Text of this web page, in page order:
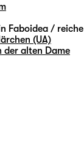
Faboidea / reiche
(UA)
der alten Dame